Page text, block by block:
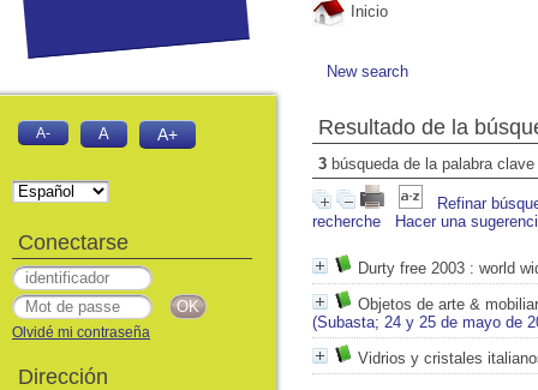
Inicio
New search
Resultado de la
3 búsqueda de la palabra clave
Refinar
recherche
Hacer una
Durty free 2003 : world
Objetos de arte &
(Subasta; 24 y 25 de mayo de
Vidrios y cristales
A- A A+
Conectarse
Olvidé mi contraseña
Dirección